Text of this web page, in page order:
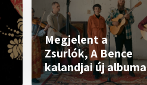
Megjelent a
Zsurlók, A Bence
kalandjai új albuma